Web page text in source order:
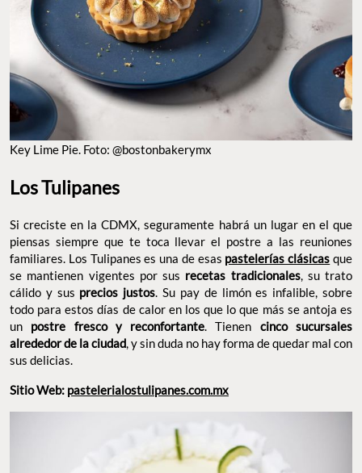
Key Lime Pie. Foto: @bostonbakerymx
Los Tulipanes
Si creciste en la CDMX, seguramente habrá un lugar en el que
piensas siempre que te toca llevar el postre a las reuniones
familiares. Los Tulipanes es una de esas pastelerías clásicas que
se mantienen vigentes por sus recetas tradicionales, su trato
cálido y sus precios justos. Su pay de limón es infalible, sobre
todo para estos días de calor en los que lo que más se antoja es
un postre fresco y reconfortante. Tienen cinco sucursales
alrededor de la ciudad, y sin duda no hay forma de quedar mal con
sus delicias.
Sitio Web: pastelerialostulipanes.com.mx